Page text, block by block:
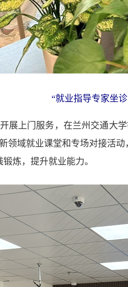
“就业指导专家坐诊
上门服务，在兰州交通大
领域就业课堂和专场对接活
炼，提升就业能力。